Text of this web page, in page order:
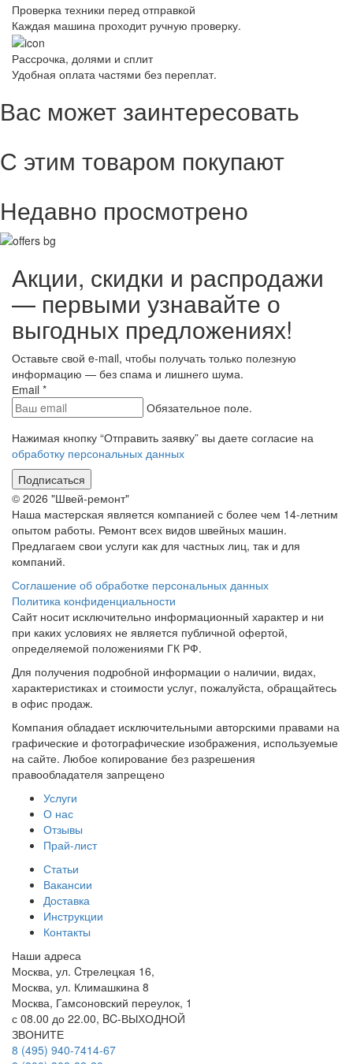
Проверка техники перед отправкой
Каждая машина проходит ручную проверку.
Рассрочка, долями и сплит
Удобная оплата частями без переплат.
Вас может заинтересовать
С этим товаром покупают
Недавно просмотрено
Акции, скидки и распродажи
— первыми узнавайте о
выгодных предложениях!
Оставьте свой e-mail, чтобы получать только полезную
информацию — без спама и лишнего шума.
Еmail *
Обязательное поле.
Нажимая кнопку “Отправить заявку” вы даете согласие на
обработку персональных данных
Подписаться
© 2026 "Швей-ремонт"
Наша мастерская является компанией с более чем 14-летним
опытом работы. Ремонт всех видов швейных машин.
Предлагаем свои услуги как для частных лиц, так и для
компаний.
Соглашение об обработке персональных данных
Политика конфиденциальности
Сайт носит исключительно информационный характер и ни
при каких условиях не является публичной офертой,
определяемой положениями ГК РФ.
Для получения подробной информации о наличии, видах,
характеристиках и стоимости услуг, пожалуйста, обращайтесь
в офис продаж.
Компания обладает исключительными авторскими правами на
графические и фотографические изображения, используемые
на сайте. Любое копирование без разрешения
правообладателя запрещено
Услуги
О нас
Отзывы
Прай-лист
Статьи
Вакансии
Доставка
Инструкции
Контакты
Наши адреса
Москва, ул. Cтрелецкая 16,
Москва, ул. Климашкина 8
Москва, Гамсоновский переулок, 1
с 08.00 до 22.00, BC-ВЫХОДНОЙ
ЗВОНИТЕ
8 (495) 940-7414-67